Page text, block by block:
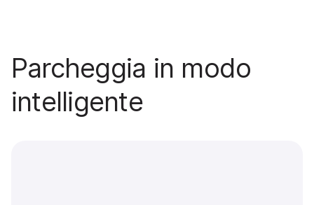
Parcheggia in modo
intelligente